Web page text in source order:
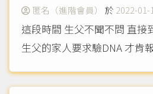
匿名（進階會員） 於 2022-01-
這段時間 生父不聞不問 直接
生父的家人要求驗DNA 才肯
對我污辱 懷孕這段時間 加上